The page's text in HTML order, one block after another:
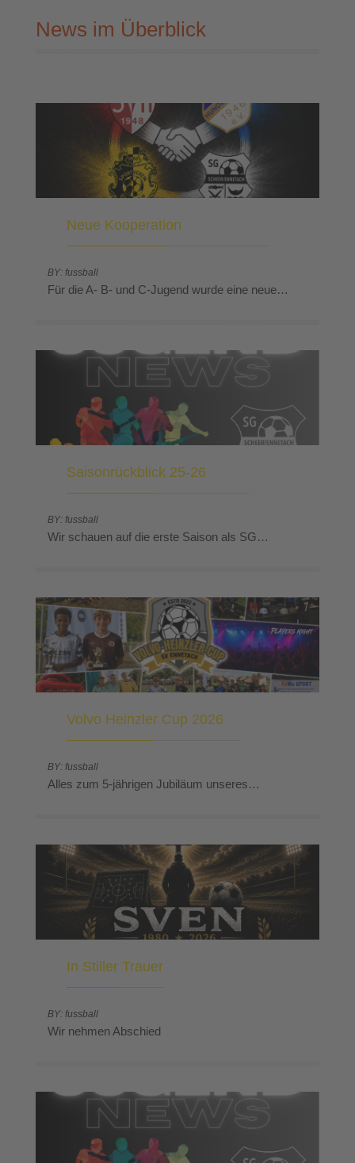
News im Überblick
Neue Kooperation
BY: fussball
Für die A- B- und C-Jugend wurde eine neue…
Saisonrückblick 25-26
BY: fussball
Wir schauen auf die erste Saison als SG…
Volvo Heinzler Cup 2026
BY: fussball
Alles zum 5-jährigen Jubiläum unseres…
In Stiller Trauer
BY: fussball
Wir nehmen Abschied